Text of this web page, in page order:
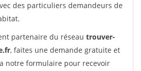
des particuliers demandeurs de
partenaire du réseau trouver-
, faites une demande gratuite et
notre formulaire pour recevoir